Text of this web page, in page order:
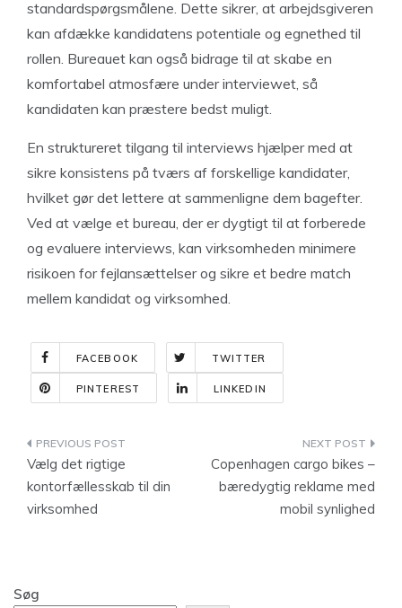
standardspørgsmålene. Dette sikrer, at arbejdsgiveren
kan afdække kandidatens potentiale og egnethed til
rollen. Bureauet kan også bidrage til at skabe en
komfortabel atmosfære under interviewet, så
kandidaten kan præstere bedst muligt.
En struktureret tilgang til interviews hjælper med at
sikre konsistens på tværs af forskellige kandidater,
hvilket gør det lettere at sammenligne dem bagefter.
Ved at vælge et bureau, der er dygtigt til at forberede
og evaluere interviews, kan virksomheden minimere
risikoen for fejlansættelser og sikre et bedre match
mellem kandidat og virksomhed.
FACEBOOK TWITTER
PINTEREST LINKEDIN
Indlægsnavigation
Vælg det rigtige
kontorfællesskab til din
virksomhed
Copenhagen cargo bikes –
bæredygtig reklame med
mobil synlighed
Søg